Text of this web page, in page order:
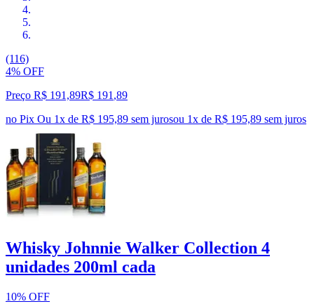
(116)
4% OFF
Preço R$ 191,89R$ 191 ,89
no Pix Ou 1x de R$ 195,89 sem jurosou 1x de R$ 195,89 sem juros
Whisky Johnnie Walker Collection 4
unidades 200ml cada
10% OFF